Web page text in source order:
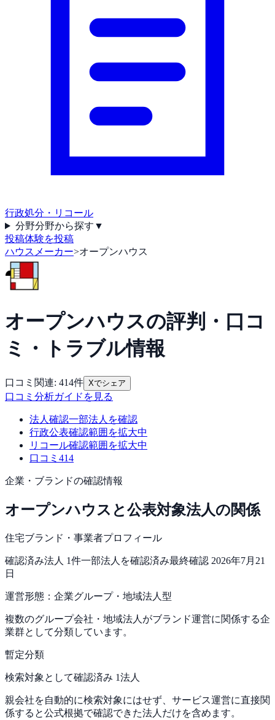
行政処分・リコール
分野分野から探す ▼
投稿体験を投稿
ハウスメーカー>オープンハウス
オープンハウスの評判・口コ
ミ・トラブル情報
口コミ関連: 414件 Xでシェア
口コミ分析ガイドを見る
法人確認一部法人を確認
行政公表確認範囲を拡大中
リコール確認範囲を拡大中
口コミ 414
企業・ブランドの確認情報
オープンハウス と公表対象法人の関係
住宅ブランド・事業者プロフィール
確認済み法人 1件一部法人を確認済み最終確認 2026年7月21
日
運営形態： 企業グループ・地域法人型
複数のグループ会社・地域法人がブランド運営に関係する企
業群として分類しています。
暫定分類
検索対象として確認済み 1法人
親会社を自動的に検索対象にはせず、サービス運営に直接関
係すると公式根拠で確認できた法人だけを含めます。